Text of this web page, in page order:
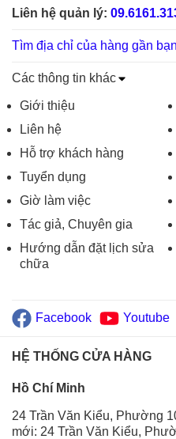
Liên hệ quản lý:
Tìm địa chỉ của hàng gần bạn
Các thông tin khác
Giới thiệu
Liên hệ
Hỗ trợ khách hàng
Tuyển dụng
Giờ làm việc
Tác giả, Chuyên gia
Hướng dẫn đặt lịch sửa
chữa
Facebook Youtube
HỆ THỐNG CỬA HÀNG
Hồ Chí Minh
24 Trần Văn Kiểu, Phường
mới: 24 Trần Văn Kiểu,